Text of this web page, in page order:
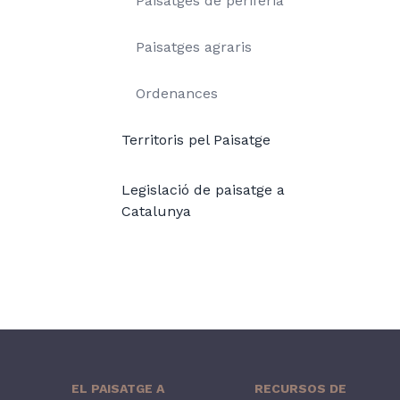
Paisatges agraris
Ordenances
Territoris pel Paisatge
Legislació de paisatge a
Catalunya
EL PAISATGE A
RECURSOS DE